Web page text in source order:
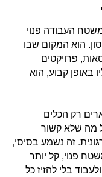
העבודה פנוי
הוא המקום שבו
פרויקטים
באופן קבוע, הוא
רק הכלים
מה שלא קשור
זה נשמע בסיסי,
פנוי, קל יותר
בלי להזיז כל